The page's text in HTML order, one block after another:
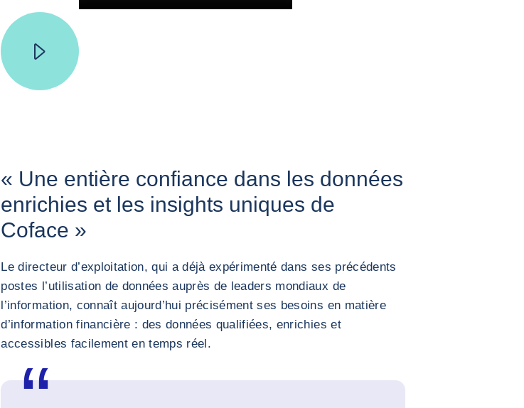
« Une entière confiance dans les données
enrichies et les insights uniques de
Coface »
Le directeur d’exploitation, qui a déjà expérimenté dans ses précédents
postes l’utilisation de données auprès de leaders mondiaux de
l’information, connaît aujourd’hui précisément ses besoins en matière
d’information financière : des données qualifiées, enrichies et
accessibles facilement en temps réel.